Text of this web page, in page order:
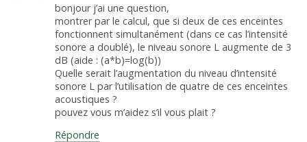
bonjour j’ai une question,
montrer par le calcul, que si deux de ces enceintes
fonctionnent simultanément (dans ce cas l’intensité
sonore a doublé), le niveau sonore L augmente de 3
dB (aide : (a*b)=log(b))
Quelle serait l’augmentation du niveau d’intensité
sonore L par l’utilisation de quatre de ces enceintes
acoustiques ?
pouvez vous m’aidez s’il vous plait ?
Répondre